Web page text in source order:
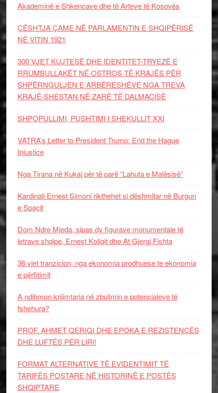
Akademinë e Shkencave dhe të Arteve të Kosovës
ÇËSHTJA ÇAME NË PARLAMENTIN E SHQIPËRISË
NË VITIN 1921
300 VJET KUJTESË DHE IDENTITET-TRYEZË E
RRUMBULLAKËT NË OSTROS TË KRAJËS PËR
SHPËRNGULJEN E ARBËRESHËVE NGA TREVA
KRAJË-SHESTAN NË ZARË TË DALMACISË
SHPOPULLIMI, PUSHTIMI I SHEKULLIT XXI
VATRA’s Letter to President Trump: End the Hague
Injustice
Nga Tirana në Kukaj për të parë “Lahuta e Malësisë”
Kardinali Ernest Simoni rikthehet si dëshmitar në Burgun
e Spaçit
Dom Ndre Mjeda, sipas dy figurave monumentale të
letrave shqipe, Ernest Koliqit dhe At Gjergj Fishta
36 vjet tranzicion, nga ekonomia prodhuese te ekonomia
e përfitimit
A ndihmon krijimtaria në zbulimin e potencialeve të
fshehura?
PROF. AHMET QERIQI DHE EPOKA E REZISTENCЁS
DHE LUFTЁS PЁR LIRI!
FORMAT ALTERNATIVE TË EVIDENTIMIT TË
TARIFËS POSTARE NË HISTORINË E POSTËS
SHQIPTARE